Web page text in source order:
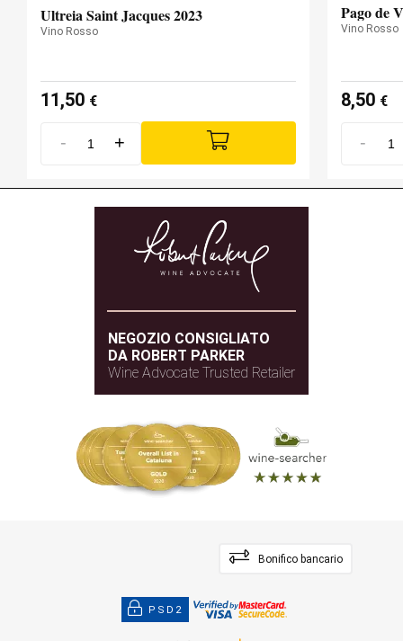
Ultreia Saint Jacques 2023
Vino Rosso
11,50 €
- +
Pago de
Vino Rosso
8,50 €
-
NEGOZIO CONSIGLIATO
DA ROBERT PARKER
Wine Advocate Trusted Retailer
Bonifico bancario
PSD2